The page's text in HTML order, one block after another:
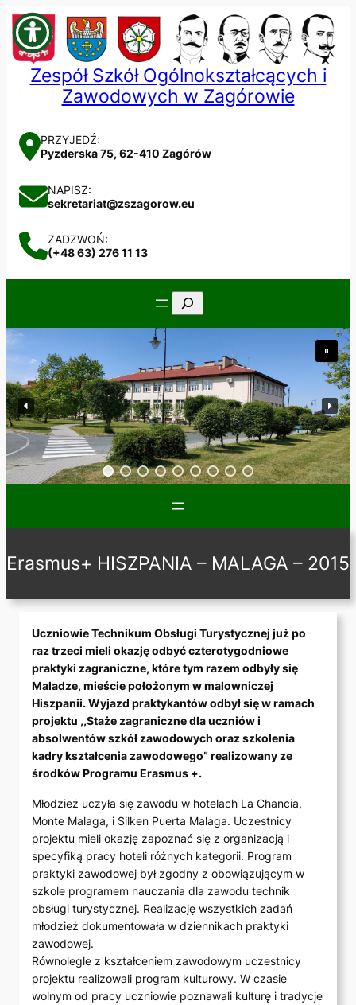
Przejdź
do
treści
Zespół Szkół Ogólnokształcących i
Zawodowych w Zagórowie
PRZYJEDŹ:
Pyzderska 75, 62-410 Zagórów
NAPISZ:
sekretariat@zszagorow.eu
ZADZWOŃ:
(+48 63) 276 11 13
Szukaj
Erasmus+ HISZPANIA – MALAGA – 2015
Uczniowie Technikum Obsługi Turystycznej już po
raz trzeci mieli okazję odbyć czterotygodniowe
praktyki zagraniczne, które tym razem odbyły się
Maladze, mieście położonym w malowniczej
Hiszpanii. Wyjazd praktykantów odbył się w ramach
projektu ,,Staże zagraniczne dla uczniów i
absolwentów szkół zawodowych oraz szkolenia
kadry kształcenia zawodowego” realizowany ze
środków Programu Erasmus +.
Młodzież uczyła się zawodu w hotelach La Chancia,
Monte Malaga, i Silken Puerta Malaga. Uczestnicy
projektu mieli okazję zapoznać się z organizacją i
specyfiką pracy hoteli różnych kategorii. Program
praktyki zawodowej był zgodny z obowiązującym w
szkole programem nauczania dla zawodu technik
obsługi turystycznej. Realizację wszystkich zadań
młodzież dokumentowała w dziennikach praktyki
zawodowej.
Równolegle z kształceniem zawodowym uczestnicy
projektu realizowali program kulturowy. W czasie
wolnym od pracy uczniowie poznawali kulturę i tradycje